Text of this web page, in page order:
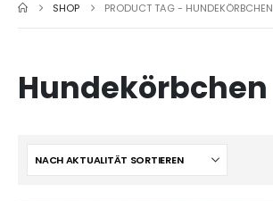
SHOP PRODUCT TAG - HUNDEKÖRBCHEN
Hundekörbchen